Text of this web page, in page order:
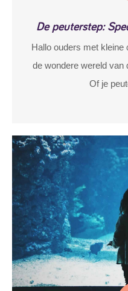
De peuterstep:
Hallo ouders met kleine
de wondere wereld van
Of je